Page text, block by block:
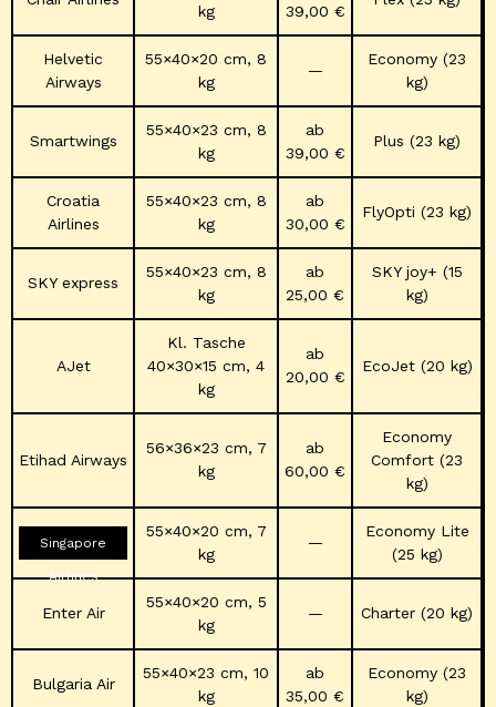
kg
39,00 €
Helvetic
Airways
55×40×20 cm, 8
kg
—
Economy (23
kg)
Smartwings
55×40×23 cm, 8
kg
ab
39,00 €
Plus (23 kg)
Croatia
Airlines
55×40×23 cm, 8
kg
ab
30,00 €
FlyOpti (23 kg)
SKY express
55×40×23 cm, 8
kg
ab
25,00 €
SKY joy+ (15
kg)
AJet
Kl. Tasche
40×30×15 cm, 4
kg
ab
20,00 €
EcoJet (20 kg)
Etihad Airways
56×36×23 cm, 7
kg
ab
60,00 €
Economy
Comfort (23
kg)
Singapore
Airlines
55×40×20 cm, 7
kg
—
Economy Lite
(25 kg)
Enter Air
55×40×20 cm, 5
kg
— Charter (20 kg)
Bulgaria Air
55×40×23 cm, 10
kg
ab
35,00 €
Economy (23
kg)